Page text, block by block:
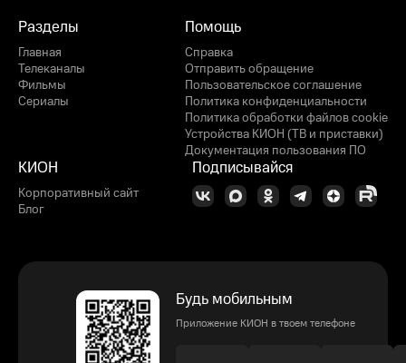
Разделы
Главная
Телеканалы
Фильмы
Сериалы
Помощь
Справка
Отправить обращение
Пользовательское соглашение
Политика конфиденциальности
Политика обработки файлов cookie
Устройства КИОН (ТВ и приставки)
Документация пользования ПО
КИОН
Корпоративный сайт
Блог
Подписывайся
Будь мобильным
Приложение КИОН в твоем телефоне